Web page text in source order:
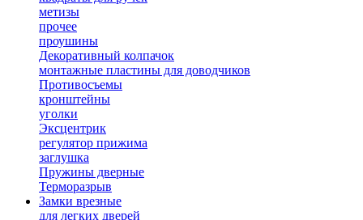
метизы
прочее
проушины
Декоративный колпачок
монтажные пластины для доводчиков
Противосъемы
кронштейны
уголки
Эксцентрик
регулятор прижима
заглушка
Пружины дверные
Терморазрыв
Замки врезные
для легких дверей